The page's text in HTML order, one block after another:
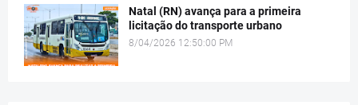
Natal (RN) avança para a primeira
licitação do transporte urbano
8/04/2026 12:50:00 PM